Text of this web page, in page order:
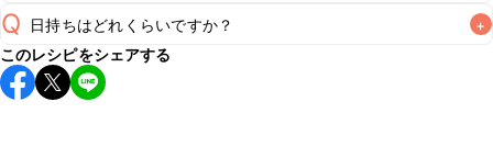
A
Q 日持ちはどれくらいですか？ +
保存期間は冷蔵で翌日中が目安です。なるべくお早めにお召
し上がりください。
このレシピをシェアする